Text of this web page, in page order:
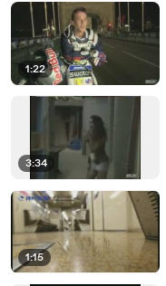
1:22
3:34
1:15